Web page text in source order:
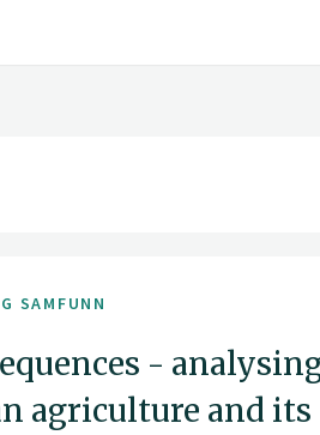
SAMFUNN
-
agriculture and its